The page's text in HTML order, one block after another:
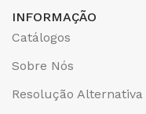
INFORMAÇÃO
Catálogos
Sobre Nós
Resolução